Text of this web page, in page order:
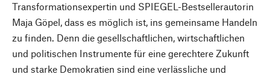
Transformationsexpertin und SPIEGEL-Bestsellerautorin
Maja Göpel, dass es möglich ist, ins gemeinsame Handeln
zu finden. Denn die gesellschaftlichen, wirtschaftlichen
und politischen Instrumente für eine gerechtere Zukunft
und starke Demokratien sind eine verlässliche und